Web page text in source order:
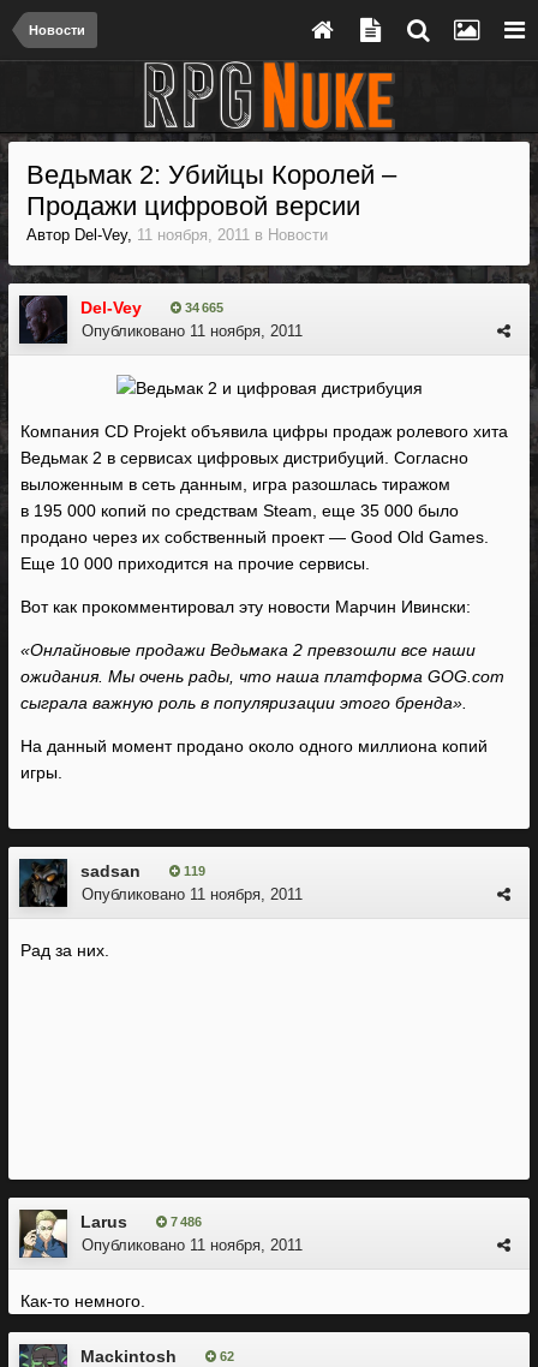
Новости
Ведьмак 2: Убийцы Королей –
Продажи цифровой версии
Автор Del-Vey, 11 ноября, 2011 в Новости
Del-Vey 34 665
Опубликовано 11 ноября, 2011
Компания CD Projekt объявила цифры продаж ролевого хита
Ведьмак 2 в сервисах цифровых дистрибуций. Согласно
выложенным в сеть данным, игра разошлась тиражом
в 195 000 копий по средствам Steam, еще 35 000 было
продано через их собственный проект — Good Old Games.
Еще 10 000 приходится на прочие сервисы.
Вот как прокомментировал эту новости Марчин Ивински:
«Онлайновые продажи Ведьмака 2 превзошли все наши
ожидания. Мы очень рады, что наша платформа GOG.com
сыграла важную роль в популяризации этого бренда».
На данный момент продано около одного миллиона копий
игры.
sadsan 119
Опубликовано 11 ноября, 2011
Рад за них.
Larus 7 486
Опубликовано 11 ноября, 2011
Как-то немного.
Mackintosh 62